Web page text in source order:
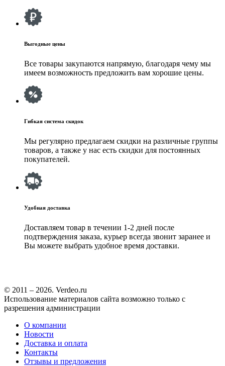
Выгодные цены
Все товары закупаются напрямую, благодаря чему мы
имеем возможность предложить вам хорошие цены.
Гибкая система скидок
Мы регулярно предлагаем скидки на различные группы
товаров, а также у нас есть скидки для постоянных
покупателей.
Удобная доставка
Доставляем товар в течении 1-2 дней после
подтверждения заказа, курьер всегда звонит заранее и
Вы можете выбрать удобное время доставки.
© 2011 – 2026. Verdeo.ru
Использование материалов сайта возможно только с
разрешения администрации
О компании
Новости
Доставка и оплата
Контакты
Отзывы и предложения